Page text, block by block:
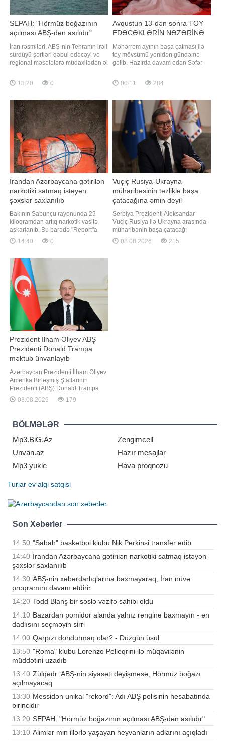
SEPAH: "Hörmüz boğazının
açılması ABŞ-dən asılıdır"
İran rəsmiləri, ABŞ-nin Tehranın irəli
sürdüyü şərtləri qəbul edəcəyi və
regional məsələlərə müdaxilədən əl
gəmiçiliyi bərpa edəcəklərini bəyan
ediblər. xəbər verir ki, bu barədə
Korpusunun (SEPAH) təmsilçisi
Hüseyn Möhibini
13:20 0
Avqustun 13-dən sonra TOY
EDƏCƏKLƏRİN NƏZƏRİNƏ
Məhərrəm ayının başa çatması ilə
toy mövsümü yenidən gündəmə
gəlib. Hazırda davam edən Səfər
yekunlaşacaq. Bu səbəbdən
avqustun ikinci yarısından etibarən
ciddi artım olacağı proqnozlaşdırılır.
Bəs qarşıdakı dövrdə həqiqətən də
"toy bumu"
00:11 284
İrandan Azərbaycana gətirilən
narkotiki satmaq istəyən
şəxslər saxlanılıb
Bakının Sabunçu rayonunda 29
kiloqramdan artıq narkotik vasitə
aşkarlanıb. Bu barədə "Report"a
Daxili İşlər Nazirliyindən (DİN)
məlumat verilib. Bildirilib ki,
bilinən, əvvəllər məhkum olunmuş
Sənan Mirzəyev və tanışı olan
qadın saxlanılıb. Onlardan
ümumilikd
14:40 0
Vuçiç Rusiya-Ukrayna
müharibəsinin tezliklə başa
çatacağına əmin deyil
Serbiya Prezidenti Aleksandar
Vuçiç Rusiya ilə Ukrayna arasında
müharibənin başa çatacağı
müddətlə bağlı hələlik ciddi
proqnoz verə bilmədiyini və tərəfləri
08.08.2026 215
Prezident İlham Əliyev ABŞ
Prezidenti Donald Trampa
məktub ünvanlayıb
Azərbaycan Prezidenti İlham Əliyev
Amerika Birləşmiş Ştatlarının
Prezidenti (ABŞ) Donald Trampa
məktub ünvanlayıb. BİG.AZ -a
istinadən məktubu təqdim edir:.
Birləşmiş Ştatlarının ev sahibliyi ilə
2025-ci ilin 8 avqust tarixində
Azərbaycan ilə Ermənistan arasınd
08.08.2026 179
BÖLMƏLƏR
Mp3.BiG.Az
Zengimcell
Unvan.az
Hazır mesajlar
Mp3 yukle
Hava proqnozu
Turlar ev alqi satqisi
Son Xəbərlər
14:50 "Sabah" basketbol klubu Nik Perkinsi transfer edib
14:40 İrandan Azərbaycana gətirilən narkotiki satmaq istəyən
şəxslər saxlanılıb
14:30 ABŞ-nin xəbərdarlıqlarına baxmayaraq, İran nüvə
proqramını davam etdirir
14:20 Todd Blanş bir səslə vəzifə sahibi oldu
14:10 Bazardan pomidor alanda yalnız rənginə baxmayın - ən
dadlısını seçməyin sirri
14:00 Qarpızı dondurmaq olar? - Düzgün üsul
13:50 "Roma" klubu Lorenzo Pelleqrini ilə müqavilənin
müddətini uzadıb
13:40 Zülqədr: ABŞ-nin siyasəti dəyişməsə, Hörmüz boğazı
açılmayacaq
13:30 Messidən unikal "rekord": Adı ABŞ polisinin hesabatında
birincidir
13:20 SEPAH: "Hörmüz boğazının açılması ABŞ-dən asılıdır"
13:10 Alimlər min illərlə yaşayan heyvanların adlarını açıqladı